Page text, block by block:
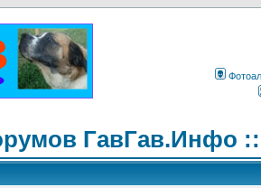
ГавГав.Инфо